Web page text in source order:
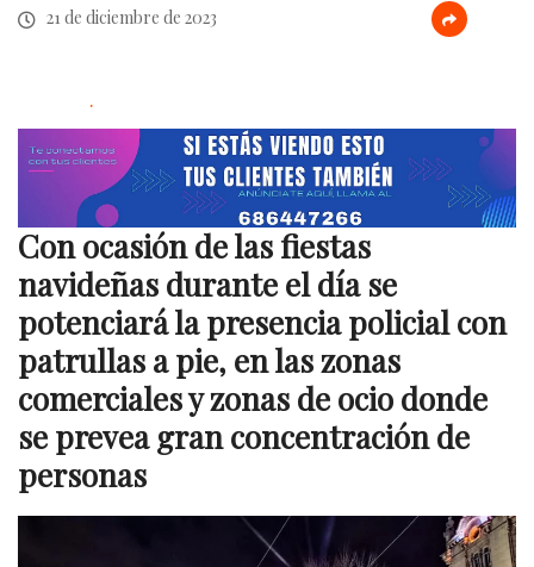
21 de diciembre de 2023
.
Con ocasión de las fiestas
navideñas durante el día se
potenciará la presencia policial con
patrullas a pie, en las zonas
comerciales y zonas de ocio donde
se prevea gran concentración de
personas